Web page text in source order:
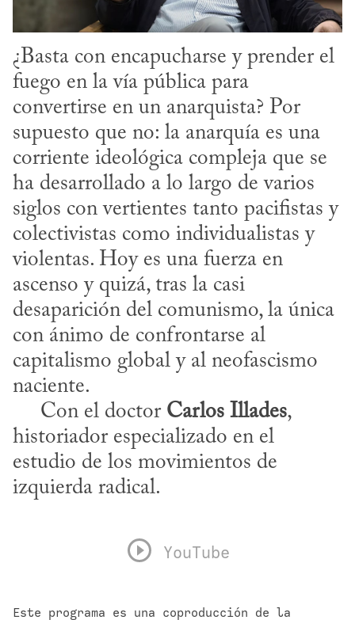
¿Basta con encapucharse y prender el
fuego en la vía pública para
convertirse en un anarquista? Por
supuesto que no: la anarquía es una
corriente ideológica compleja que se
ha desarrollado a lo largo de varios
siglos con vertientes tanto pacifistas y
colectivistas como individualistas y
violentas. Hoy es una fuerza en
ascenso y quizá, tras la casi
desaparición del comunismo, la única
con ánimo de confrontarse al
capitalismo global y al neofascismo
naciente.
     Con el doctor
Carlos Illades,
historiador especializado en el
estudio de los movimientos de
izquierda radical.
YouTube